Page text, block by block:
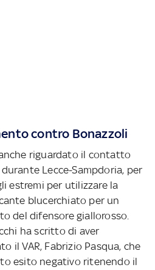
contro Bonazzoli
riguardato il contatto
durante Lecce-Sampdoria, per
estremi per utilizzare la
blucerchiato per un
del difensore giallorosso.
ha scritto di aver
il VAR, Fabrizio Pasqua, che
esito negativo ritenendo il